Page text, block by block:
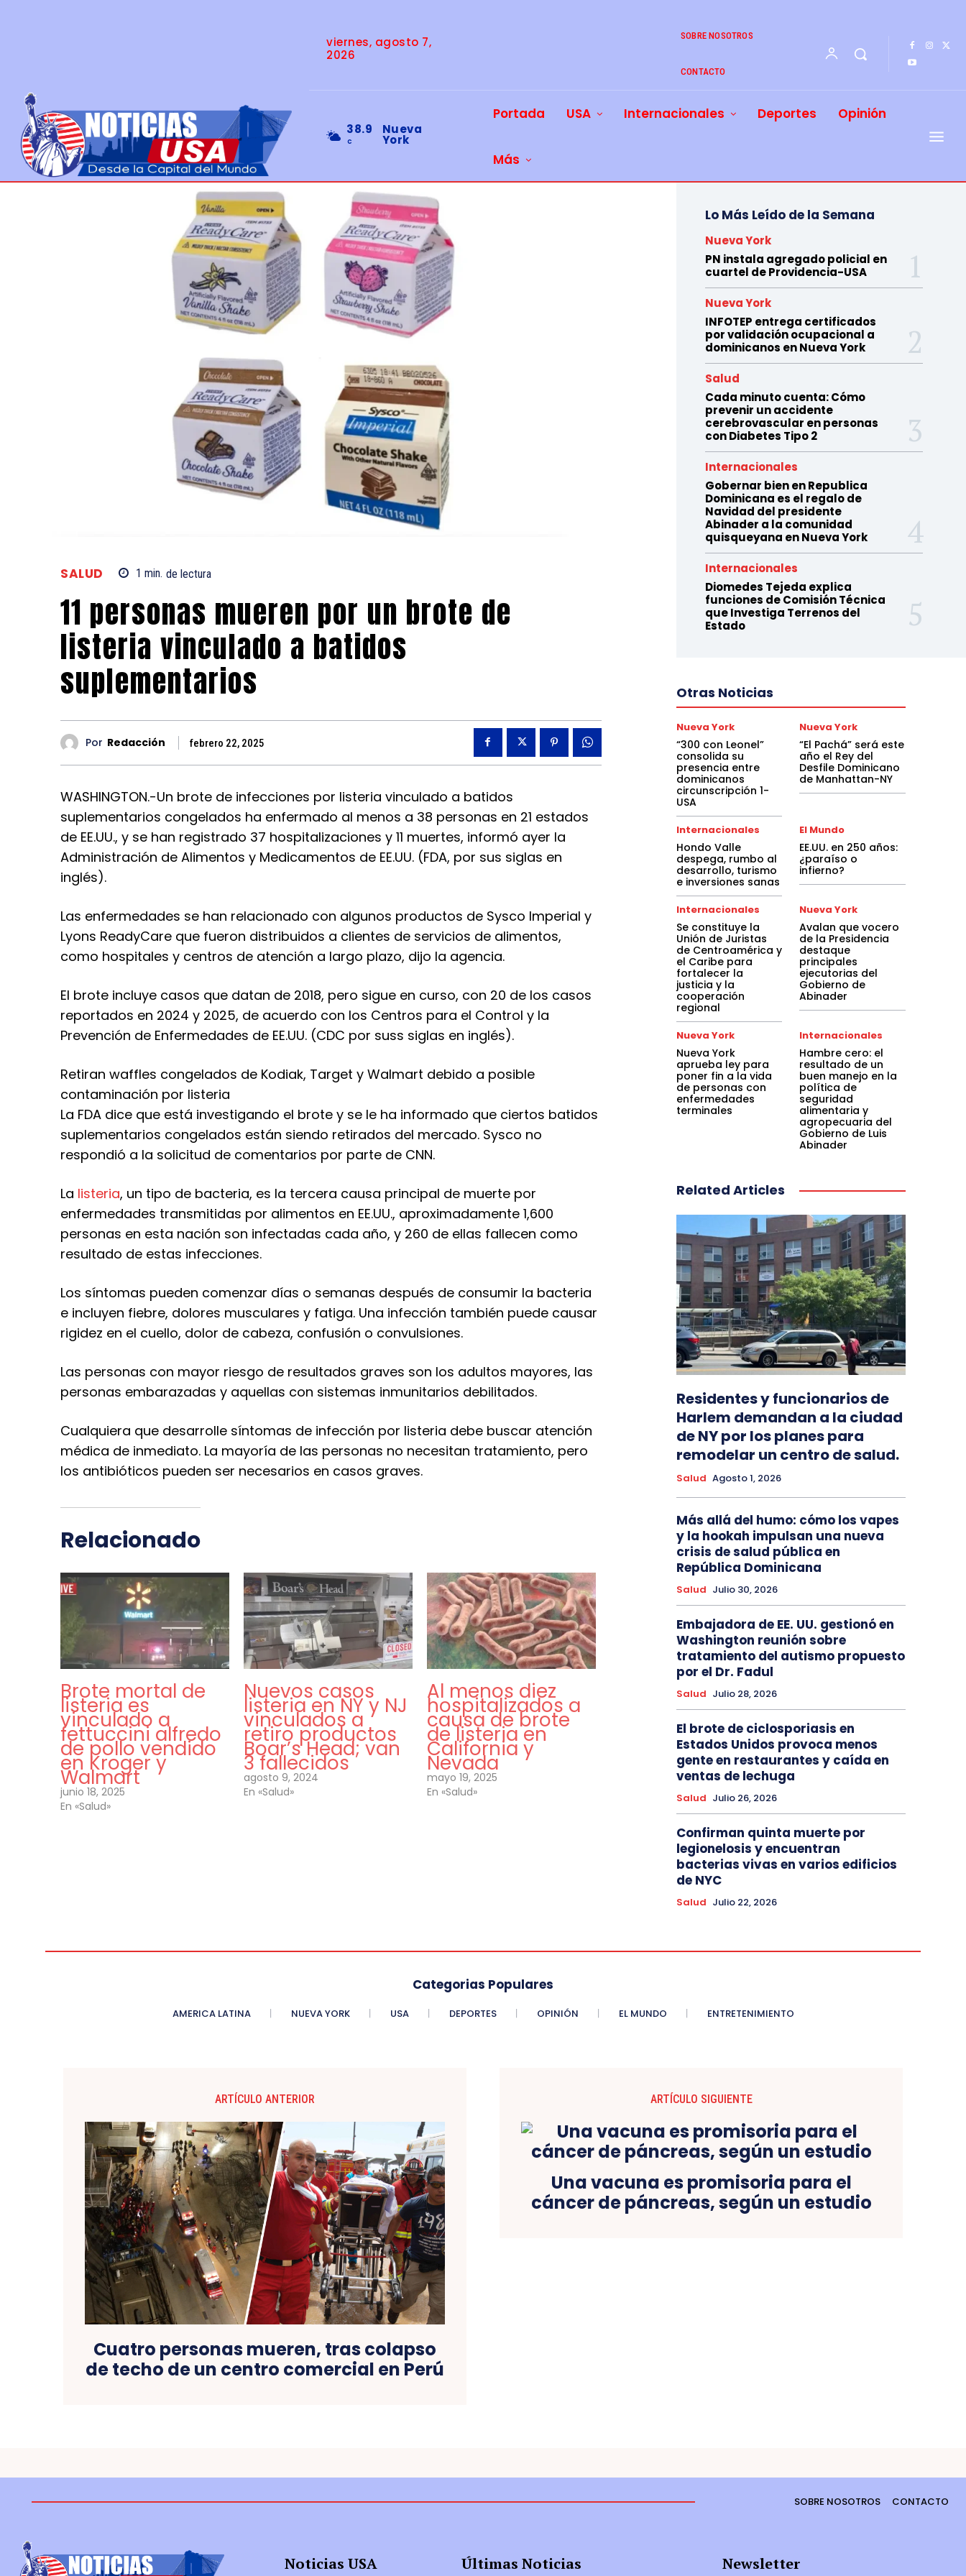
viernes, agosto 7,
2026
SOBRE NOSOTROS
CONTACTO
38.9
C
Nueva
York
Portada USA Internacionales Deportes Opinión
Más
SALUD 1 min. de lectura
11 personas mueren por un brote de
listeria vinculado a batidos
suplementarios
Por Redacción febrero 22, 2025
WASHINGTON.-Un brote de infecciones por listeria vinculado a batidos
suplementarios congelados ha enfermado al menos a 38 personas en 21 estados
de EE.UU., y se han registrado 37 hospitalizaciones y 11 muertes, informó ayer la
Administración de Alimentos y Medicamentos de EE.UU. (FDA, por sus siglas en
inglés).
Las enfermedades se han relacionado con algunos productos de Sysco Imperial y
Lyons ReadyCare que fueron distribuidos a clientes de servicios de alimentos,
como hospitales y centros de atención a largo plazo, dijo la agencia.
El brote incluye casos que datan de 2018, pero sigue en curso, con 20 de los casos
reportados en 2024 y 2025, de acuerdo con los Centros para el Control y la
Prevención de Enfermedades de EE.UU. (CDC por suss siglas en inglés).
Retiran waffles congelados de Kodiak, Target y Walmart debido a posible
contaminación por listeria
La FDA dice que está investigando el brote y se le ha informado que ciertos batidos
suplementarios congelados están siendo retirados del mercado. Sysco no
respondió a la solicitud de comentarios por parte de CNN.
La listeria, un tipo de bacteria, es la tercera causa principal de muerte por
enfermedades transmitidas por alimentos en EE.UU., aproximadamente 1,600
personas en esta nación son infectadas cada año, y 260 de ellas fallecen como
resultado de estas infecciones.
Los síntomas pueden comenzar días o semanas después de consumir la bacteria
e incluyen fiebre, dolores musculares y fatiga. Una infección también puede causar
rigidez en el cuello, dolor de cabeza, confusión o convulsiones.
Las personas con mayor riesgo de resultados graves son los adultos mayores, las
personas embarazadas y aquellas con sistemas inmunitarios debilitados.
Cualquiera que desarrolle síntomas de infección por listeria debe buscar atención
médica de inmediato. La mayoría de las personas no necesitan tratamiento, pero
los antibióticos pueden ser necesarios en casos graves.
Relacionado
Brote mortal de
listeria es
vinculado a
fettuccini alfredo
de pollo vendido
en Kroger y
Walmart
junio 18, 2025
En «Salud»
Nuevos casos
listeria en NY y NJ
vinculados a
retiro productos
Boar’s Head; van
3 fallecidos
agosto 9, 2024
En «Salud»
Al menos diez
hospitalizados a
causa de brote
de listeria en
California y
Nevada
mayo 19, 2025
En «Salud»
Lo Más Leído de la Semana
Nueva York
PN instala agregado policial en
cuartel de Providencia-USA
Nueva York
INFOTEP entrega certificados
por validación ocupacional a
dominicanos en Nueva York
Salud
Cada minuto cuenta: Cómo
prevenir un accidente
cerebrovascular en personas
con Diabetes Tipo 2
Internacionales
Gobernar bien en Republica
Dominicana es el regalo de
Navidad del presidente
Abinader a la comunidad
quisqueyana en Nueva York
Internacionales
Diomedes Tejeda explica
funciones de Comisión Técnica
que Investiga Terrenos del
Estado
Otras Noticias
Nueva York
“300 con Leonel”
consolida su
presencia entre
dominicanos
circunscripción 1-
USA
Nueva York
“El Pachá” será este
año el Rey del
Desfile Dominicano
de Manhattan-NY
Internacionales
Hondo Valle
despega, rumbo al
desarrollo, turismo
e inversiones sanas
El Mundo
EE.UU. en 250 años:
¿paraíso o
infierno?
Internacionales
Se constituye la
Unión de Juristas
de Centroamérica y
el Caribe para
fortalecer la
justicia y la
cooperación
regional
Nueva York
Avalan que vocero
de la Presidencia
destaque
principales
ejecutorias del
Gobierno de
Abinader
Nueva York
Nueva York
aprueba ley para
poner fin a la vida
de personas con
enfermedades
terminales
Internacionales
Hambre cero: el
resultado de un
buen manejo en la
política de
seguridad
alimentaria y
agropecuaria del
Gobierno de Luis
Abinader
Related Articles
Residentes y funcionarios de
Harlem demandan a la ciudad
de NY por los planes para
remodelar un centro de salud.
Salud Agosto 1, 2026
Más allá del humo: cómo los vapes
y la hookah impulsan una nueva
crisis de salud pública en
República Dominicana
Salud Julio 30, 2026
Embajadora de EE. UU. gestionó en
Washington reunión sobre
tratamiento del autismo propuesto
por el Dr. Fadul
Salud Julio 28, 2026
El brote de ciclosporiasis en
Estados Unidos provoca menos
gente en restaurantes y caída en
ventas de lechuga
Salud Julio 26, 2026
Confirman quinta muerte por
legionelosis y encuentran
bacterias vivas en varios edificios
de NYC
Salud Julio 22, 2026
Categorias Populares
AMERICA LATINA NUEVA YORK USA DEPORTES OPINIÓN EL MUNDO ENTRETENIMIENTO
ARTÍCULO ANTERIOR
Cuatro personas mueren, tras colapso
de techo de un centro comercial en Perú
ARTÍCULO SIGUIENTE
Una vacuna es promisoria para el
cáncer de páncreas, según un estudio
SOBRE NOSOTROS CONTACTO
Noticias USA Últimas Noticias Newsletter